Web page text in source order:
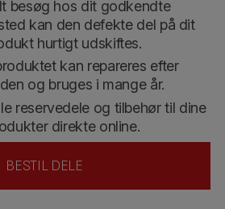
besøg hos dit godkendte
kan den defekte del på dit
hurtigt udskiftes.
kan repareres efter
og bruges i mange år.
reservedele og tilbehør til dine
direkte online.
BESTIL DELE